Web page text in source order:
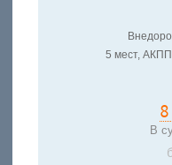
5 мест,
В